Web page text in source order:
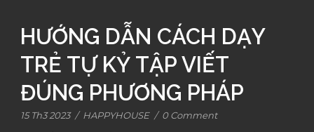
HƯỚNG DẪN CÁCH DẠY
TRẺ TỰ KỶ TẬP VIẾT
ĐÚNG PHƯƠNG PHÁP
15 Th3 2023 / HAPPYHOUSE / 0 Comment